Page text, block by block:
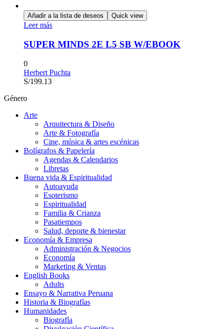
Añadir a la lista de deseos Quick view
Leer más
SUPER MINDS 2E L5 SB W/EBOOK
0
Herbert Puchta
S/199.13
Género
Arte
Arquitectura & Diseño
Arte & Fotografía
Cine, música & artes escénicas
Bolígrafos & Papelería
Agendas & Calendarios
Libretas
Buena vida & Espiritualidad
Autoayuda
Esoterismo
Espiritualidad
Familia & Crianza
Pasatiempos
Salud, deporte & bienestar
Economía & Empresa
Administración & Negocios
Economía
Marketing & Ventas
English Books
Adults
Ensayo & Narrativa Peruana
Historia & Biografías
Humanidades
Biografía